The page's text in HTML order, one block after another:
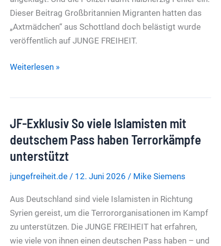
Dieser Beitrag Großbritannien Migranten hatten das
„Axtmädchen“ aus Schottland doch belästigt wurde
veröffentlich auf JUNGE FREIHEIT.
Großbritannien
„Axtmädchen“
aus
Schottland
doch
belästigt
Weiterlesen »
JF-Exklusiv So viele Islamisten mit
deutschem Pass haben Terrorkämpfe
unterstützt
jungefreiheit.de / 12. Juni 2026 / Mike Siemens
Aus Deutschland sind viele Islamisten in Richtung
Syrien gereist, um die Terrororganisationen im Kampf
zu unterstützen. Die JUNGE FREIHEIT hat erfahren,
wie viele von ihnen einen deutschen Pass haben – und